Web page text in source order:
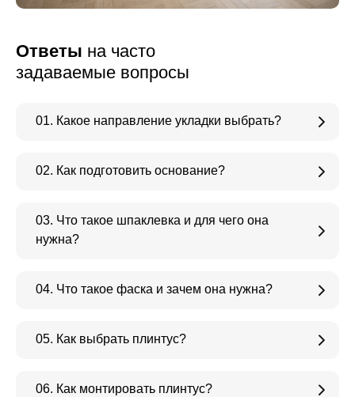
Ответы на часто
задаваемые вопросы
01. Какое направление укладки выбрать?
02. Как подготовить основание?
03. Что такое шпаклевка и для чего она
нужна?
04. Что такое фаска и зачем она нужна?
05. Как выбрать плинтус?
06. Как монтировать плинтус?